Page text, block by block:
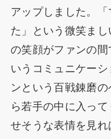
アップしました。
た」という微笑ま
の笑顔がファンの
いうコミュニケー
ンという百戦錬磨
ら若手の中に入っ
せそうな表情を見